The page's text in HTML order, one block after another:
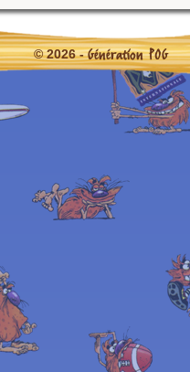
© 2026 -Génération POG